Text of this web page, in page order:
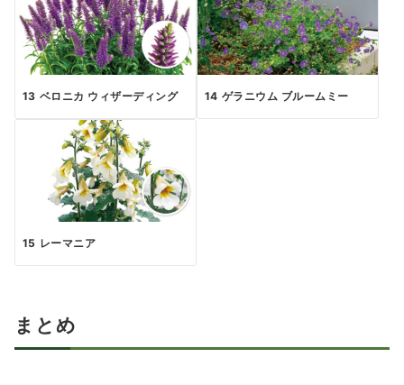
ベロニカ ウィザーディング ゲラニウム ブルームミー
レーマニア
まとめ